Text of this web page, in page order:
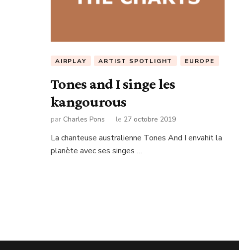
AIRPLAY ARTIST SPOTLIGHT EUROPE
Tones and I singe les
kangourous
par Charles Pons le 27 octobre 2019
La chanteuse australienne Tones And I envahit la
planète avec ses singes …